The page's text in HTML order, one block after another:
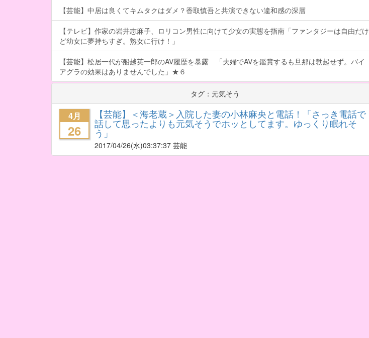
【芸能】中居は良くてキムタクはダメ？香取慎吾と共演できない違和感の深層
【テレビ】作家の岩井志麻子、ロリコン男性に向けて少女の実態を指南「ファンタジーは自由だけ
ど幼女に夢持ちすぎ。熟女に行け！」
【芸能】松居一代が船越英一郎のAV履歴を暴露 「夫婦でAVを鑑賞するも旦那は勃起せず。バイ
アグラの効果はありませんでした」★６
タグ：元気そう
4月
26
【芸能】＜海老蔵＞入院した妻の小林麻央と電話！「さっき電話で
話して思ったよりも元気そうでホッとしてます。ゆっくり眠れそ
う」
2017/04/26(水)03:37:37 芸能